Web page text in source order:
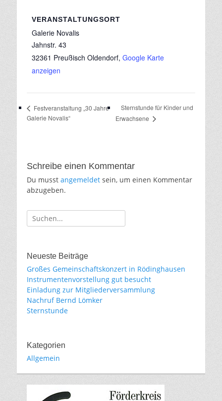
VERANSTALTUNGSORT
Galerie Novalis
Jahnstr. 43
32361 Preußisch Oldendorf, Google Karte
anzeigen
Festveranstaltung „30 Jahre
Galerie Novalis“
Sternstunde für Kinder und
Erwachsene
Schreibe einen Kommentar
Du musst angemeldet sein, um einen Kommentar
abzugeben.
Suche
für:
Neueste Beiträge
Großes Gemeinschaftskonzert in Rödinghausen
Instrumentenvorstellung gut besucht
Einladung zur Mitgliederversammlung
Nachruf Bernd Lömker
Sternstunde
Kategorien
Allgemein